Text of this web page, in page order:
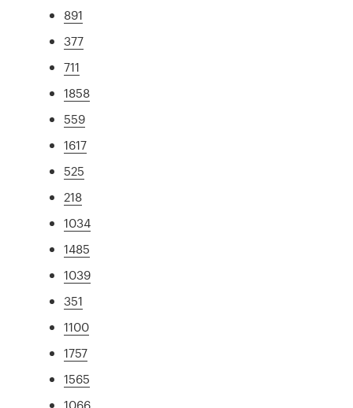
891
377
711
1858
559
1617
525
218
1034
1485
1039
351
1100
1757
1565
1066